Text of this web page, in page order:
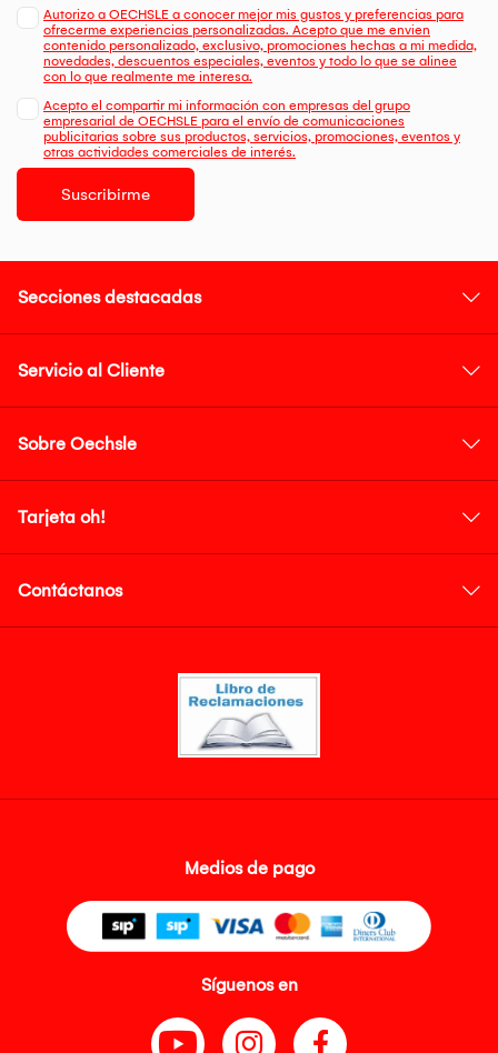
Autorizo a OECHSLE a conocer mejor mis gustos y preferencias para
ofrecerme experiencias personalizadas. Acepto que me envien
contenido personalizado, exclusivo, promociones hechas a mi medida,
novedades, descuentos especiales, eventos y todo lo que se alinee
con lo que realmente me interesa.
Acepto el compartir mi información con empresas del grupo
empresarial de OECHSLE para el envío de comunicaciones
publicitarias sobre sus productos, servicios, promociones, eventos y
otras actividades comerciales de interés.
Suscribirme
Secciones destacadas
Servicio al Cliente
Sobre Oechsle
Tarjeta oh!
Contáctanos
Medios de pago
Síguenos en